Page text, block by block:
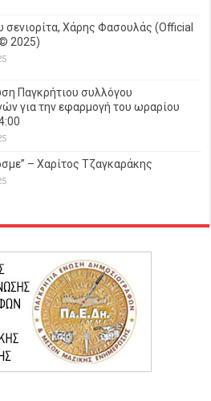
σενιορίτα, Χάρης Φασουλάς (Official
2025)
Παγκρήτιου συλλόγου
για την εφαρμογή του ωραρίου
– Χαρίτος Τζαγκαράκης